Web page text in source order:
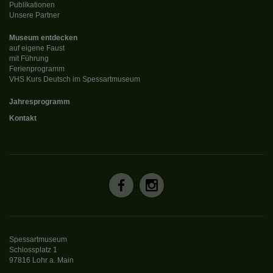
Publikationen
Unsere Partner
Museum entdecken
auf eigene Faust
mit Führung
Ferienprogramm
VHS Kurs Deutsch im Spessartmuseum
Jahresprogramm
Kontakt
Spessartmuseum
Schlossplatz 1
97816 Lohr a. Main